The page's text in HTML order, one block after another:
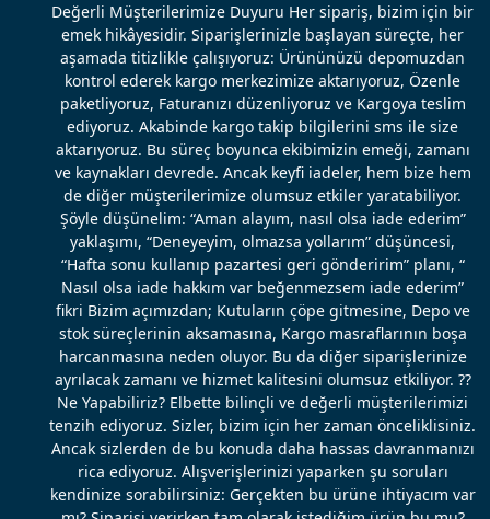
Değerli Müşterilerimize Duyuru Her sipariş, bizim için bir
emek hikâyesidir. Siparişlerinizle başlayan süreçte, her
aşamada titizlikle çalışıyoruz: Ürününüzü depomuzdan
kontrol ederek kargo merkezimize aktarıyoruz, Özenle
paketliyoruz, Faturanızı düzenliyoruz ve Kargoya teslim
ediyoruz. Akabinde kargo takip bilgilerini sms ile size
aktarıyoruz. Bu süreç boyunca ekibimizin emeği, zamanı
ve kaynakları devrede. Ancak keyfi iadeler, hem bize hem
de diğer müşterilerimize olumsuz etkiler yaratabiliyor.
Şöyle düşünelim: “Aman alayım, nasıl olsa iade ederim”
yaklaşımı, “Deneyeyim, olmazsa yollarım” düşüncesi,
“Hafta sonu kullanıp pazartesi geri gönderirim” planı, “
Nasıl olsa iade hakkım var beğenmezsem iade ederim”
fikri Bizim açımızdan; Kutuların çöpe gitmesine, Depo ve
stok süreçlerinin aksamasına, Kargo masraflarının boşa
harcanmasına neden oluyor. Bu da diğer siparişlerinize
ayrılacak zamanı ve hizmet kalitesini olumsuz etkiliyor. ??
Ne Yapabiliriz? Elbette bilinçli ve değerli müşterilerimizi
tenzih ediyoruz. Sizler, bizim için her zaman önceliklisiniz.
Ancak sizlerden de bu konuda daha hassas davranmanızı
rica ediyoruz. Alışverişlerinizi yaparken şu soruları
kendinize sorabilirsiniz: Gerçekten bu ürüne ihtiyacım var